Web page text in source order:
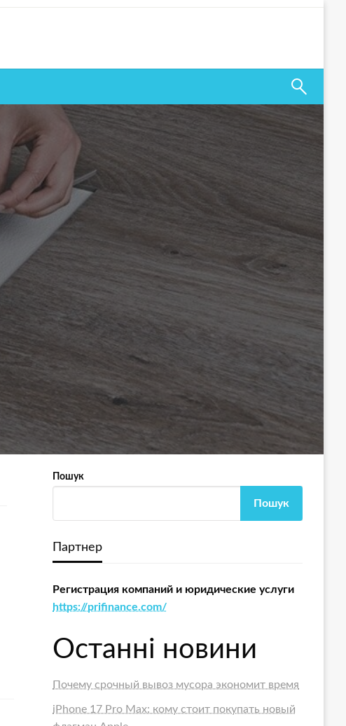
Пошук
Пошук
Партнер
Регистрация компаний и юридические услуги
https://prifinance.com/
Останні новини
Почему срочный вывоз мусора экономит время
iPhone 17 Pro Max: кому стоит покупать новый